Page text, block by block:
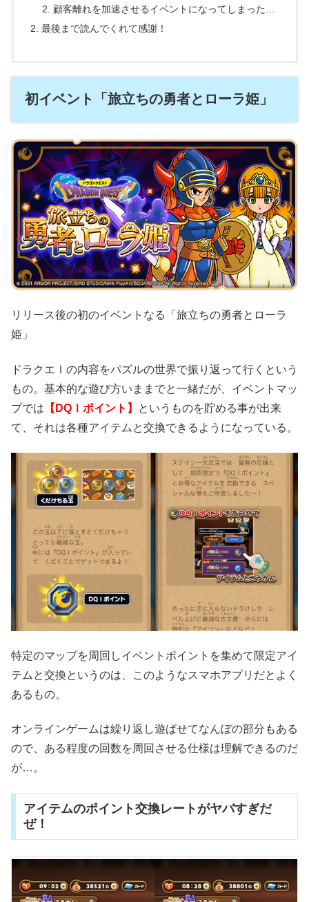
顧客離れを加速させるイベントになってしまった…
最後まで読んでくれて感謝！
初イベント「旅立ちの勇者とローラ姫」
リリース後の初のイベントなる「旅立ちの勇者とローラ
姫」
ドラクエⅠの内容をパズルの世界で振り返って行くという
もの。基本的な遊び方いままでと一緒だが、イベントマッ
プでは 【DQⅠポイント】
というものを貯める事が出来
て、それは各種アイテムと交換できるようになっている。
特定のマップを周回しイベントポイントを集めて限定アイ
テムと交換というのは、このようなスマホアプリだとよく
あるもの。
オンラインゲームは繰り返し遊ばせてなんぼの部分もある
ので、ある程度の回数を周回させる仕様は理解できるのだ
が…。
アイテムのポイント交換レートがヤバすぎだ
ぜ！